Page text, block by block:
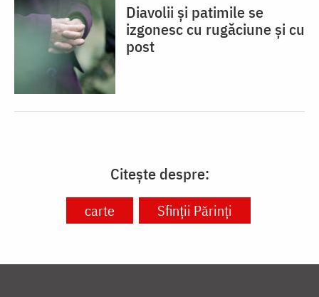
Diavolii și patimile se
izgonesc cu rugăciune și cu
post
Citește despre:
carte Sfinții Părinți